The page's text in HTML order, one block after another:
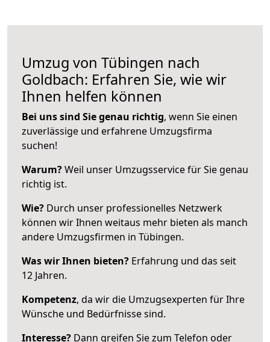
Umzug von Tübingen nach
Goldbach: Erfahren Sie, wie wir
Ihnen helfen können
Bei uns sind Sie genau richtig, wenn Sie einen
zuverlässige und erfahrene Umzugsfirma
suchen!
Warum?Weil unser Umzugsservice für Sie genau
richtig ist.
Wie? Durch unser professionelles Netzwerk
können wir Ihnen weitaus mehr bieten als manch
andere Umzugsfirmen in Tübingen.
Was wir Ihnen bieten? Erfahrung und das seit
12 Jahren.
Kompetenz, da wir die Umzugsexperten für Ihre
Wünsche und Bedürfnisse sind.
Interesse? Dann greifen Sie zum Telefon oder